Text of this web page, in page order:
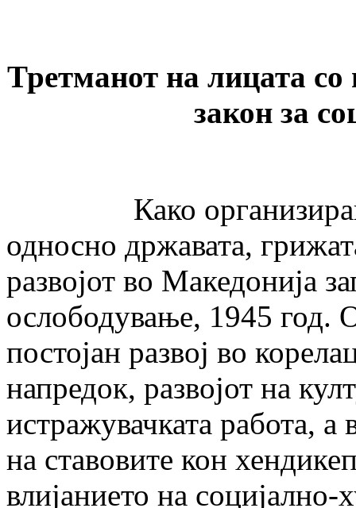
Третманот на лицата со
закон за
Како организирана
односно државата,
развојот во Македонија
ослободување, 1945 год.
постојан развој во
напредок, развојот на
истражувачката работа, а
на ставовите кон
влијанието на